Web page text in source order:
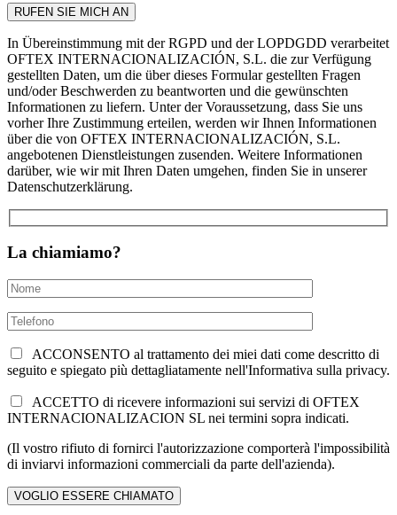
In Übereinstimmung mit der RGPD und der LOPDGDD verarbeitet
OFTEX INTERNACIONALIZACIÓN, S.L. die zur Verfügung
gestellten Daten, um die über dieses Formular gestellten Fragen
und/oder Beschwerden zu beantworten und die gewünschten
Informationen zu liefern. Unter der Voraussetzung, dass Sie uns
vorher Ihre Zustimmung erteilen, werden wir Ihnen Informationen
über die von OFTEX INTERNACIONALIZACIÓN, S.L.
angebotenen Dienstleistungen zusenden. Weitere Informationen
darüber, wie wir mit Ihren Daten umgehen, finden Sie in unserer
Datenschutzerklärung.
La chiamiamo?
ACCONSENTO al trattamento dei miei dati come descritto di
seguito e spiegato più dettagliatamente nell'Informativa sulla privacy.
ACCETTO di ricevere informazioni sui servizi di OFTEX
INTERNACIONALIZACION SL nei termini sopra indicati.
(Il vostro rifiuto di fornirci l'autorizzazione comporterà l'impossibilità
di inviarvi informazioni commerciali da parte dell'azienda).